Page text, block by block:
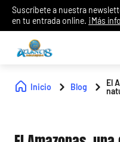
Suscríbete a nuestra
en tu entrada online. ¡Más
Inicio Blog
El